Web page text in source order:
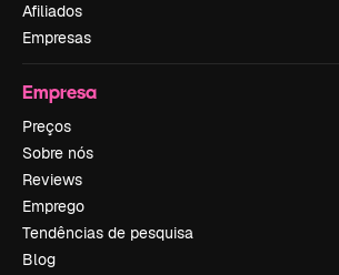
Afiliados
Empresas
Empresa
Preços
Sobre nós
Reviews
Emprego
Tendências de pesquisa
Blog